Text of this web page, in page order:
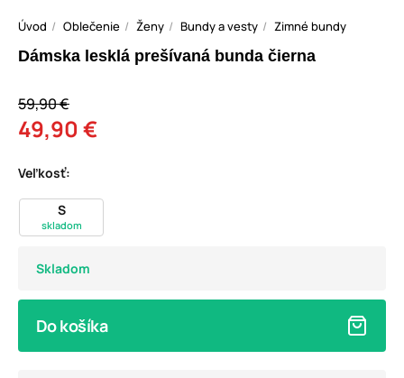
Úvod Oblečenie Ženy Bundy a vesty Zimné bundy
Dámska lesklá prešívaná bunda čierna
59,90 €
49,90 €
Veľkosť:
S
skladom
Skladom
Do košíka